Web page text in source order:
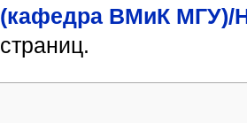
(кафедра ВМиК МГУ)/
страниц.